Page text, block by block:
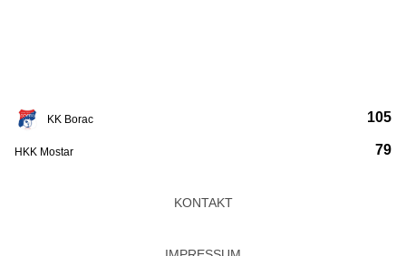
KK Borac
HKK Mostar
105
79
KONTAKT